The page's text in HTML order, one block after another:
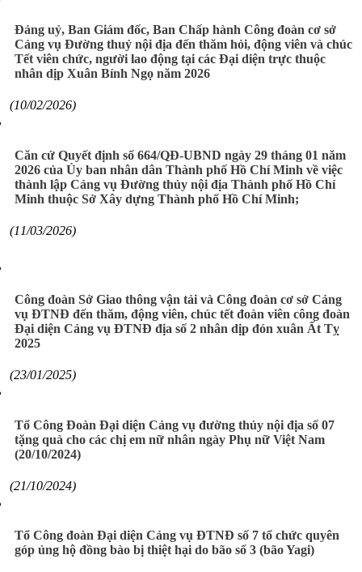
Đảng uỷ, Ban Giám đốc, Ban Chấp hành Công đoàn cơ sở
Cảng vụ Đường thuỷ nội địa đến thăm hỏi, động viên và chúc
Tết viên chức, người lao động tại các Đại diện trực thuộc
nhân dịp Xuân Bính Ngọ năm 2026
(10/02/2026)
Căn cứ Quyết định số 664/QĐ-UBND ngày 29 tháng 01 năm
2026 của Ủy ban nhân dân Thành phố Hồ Chí Minh về việc
thành lập Cảng vụ Đường thủy nội địa Thành phố Hồ Chí
Minh thuộc Sở Xây dựng Thành phố Hồ Chí Minh;
(11/03/2026)
Công đoàn Sở Giao thông vận tải và Công đoàn cơ sở Cảng
vụ ĐTNĐ đến thăm, động viên, chúc tết đoàn viên công đoàn
Đại diện Cảng vụ ĐTNĐ địa số 2 nhân dịp đón xuân Ất Tỵ
2025
(23/01/2025)
Tổ Công Đoàn Đại diện Cảng vụ đường thủy nội địa số 07
tặng quà cho các chị em nữ nhân ngày Phụ nữ Việt Nam
(20/10/2024)
(21/10/2024)
Tổ Công đoàn Đại diện Cảng vụ ĐTNĐ số 7 tổ chức quyên
góp ủng hộ đồng bào bị thiệt hại do bão số 3 (bão Yagi)